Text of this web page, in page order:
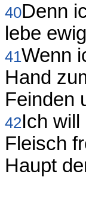
40Denn
lebe
41Wenn
Hand
Feinden
42Ich
Fleisch
Haupt